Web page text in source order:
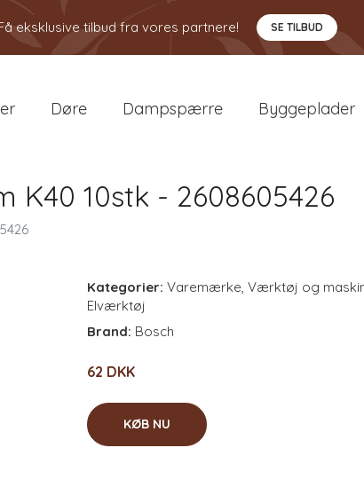
eksklusive tilbud fra vores partnere! SE TILBUD
Døre Dampspærre Byggeplader
K40 10stk - 2608605426
Kategorier: Varemærke, Værktøj og
Elværktøj
Brand: Bosch
62 DKK
KØB NU